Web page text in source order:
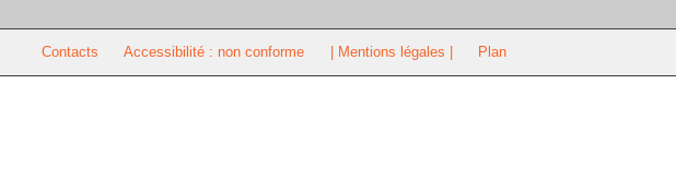
Contacts Accessibilité : non conforme | Mentions légales | Plan